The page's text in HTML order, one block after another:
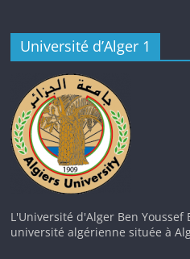
Université d’Alger 1
L'Université d'Alger Ben Youssef
université algérienne située à